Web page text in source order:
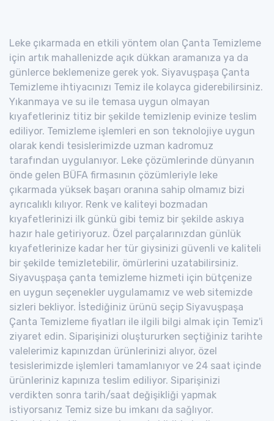
Leke çıkarmada en etkili yöntem olan Çanta Temizleme
için artık mahallenizde açık dükkan aramanıza ya da
günlerce beklemenize gerek yok. Siyavuşpaşa Çanta
Temizleme ihtiyacınızı Temiz ile kolayca giderebilirsiniz.
Yıkanmaya ve su ile temasa uygun olmayan
kıyafetleriniz titiz bir şekilde temizlenip evinize teslim
ediliyor. Temizleme işlemleri en son teknolojiye uygun
olarak kendi tesislerimizde uzman kadromuz
tarafından uygulanıyor. Leke çözümlerinde dünyanın
önde gelen BÜFA firmasının çözümleriyle leke
çıkarmada yüksek başarı oranına sahip olmamız bizi
ayrıcalıklı kılıyor. Renk ve kaliteyi bozmadan
kıyafetlerinizi ilk günkü gibi temiz bir şekilde askıya
hazır hale getiriyoruz. Özel parçalarınızdan günlük
kıyafetlerinize kadar her tür giysinizi güvenli ve kaliteli
bir şekilde temizletebilir, ömürlerini uzatabilirsiniz.
Siyavuşpaşa çanta temizleme hizmeti için bütçenize
en uygun seçenekler uygulamamız ve web sitemizde
sizleri bekliyor. İstediğiniz ürünü seçip Siyavuşpaşa
Çanta Temizleme fiyatları ile ilgili bilgi almak için Temiz'i
ziyaret edin. Siparişinizi oluştururken seçtiğiniz tarihte
valelerimiz kapınızdan ürünlerinizi alıyor, özel
tesislerimizde işlemleri tamamlanıyor ve 24 saat içinde
ürünleriniz kapınıza teslim ediliyor. Siparişinizi
verdikten sonra tarih/saat değişikliği yapmak
istiyorsanız Temiz size bu imkanı da sağlıyor.